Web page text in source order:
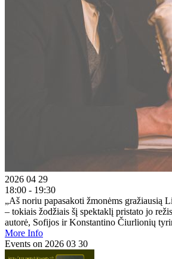
2026 04 29
18:00 - 19:30
„Aš noriu papasakoti žmonėms gražiausią
– tokiais žodžiais šį spektaklį pristato jo
autorė, Sofijos ir Konstantino Čiurlionių
More Info
Events on 2026 03 30